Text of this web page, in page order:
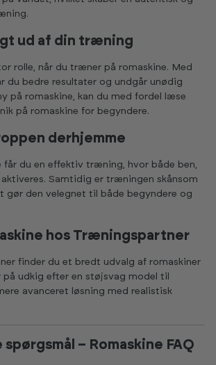
ud af din træning
rolle, når du træner på romaskine. Med
du bedre resultater og undgår unødig
på romaskine, kan du med fordel læse
på romaskine for begyndere.
derhjemme
får du en effektiv træning, hvor både ben,
Samtidig er træningen skånsom
gør den velegnet til både begyndere og
hos Træningspartner
finder du et bredt udvalg af romaskiner
på udkig efter en støjsvag model til
avanceret løsning med realistisk
– Romaskine FAQ